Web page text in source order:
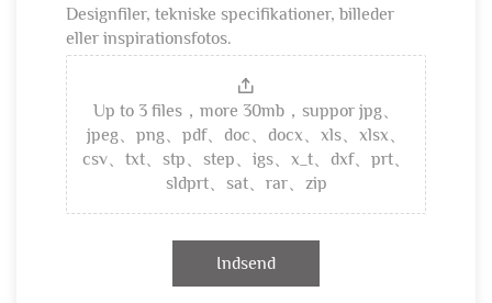
Designfiler, tekniske specifikationer, billeder
eller inspirationsfotos.
Up to 3 files，more 30mb，suppor jpg、
jpeg、png、pdf、doc、docx、xls、xlsx、
csv、txt、stp、step、igs、x_t、dxf、prt、
sldprt、sat、rar、zip
Indsend